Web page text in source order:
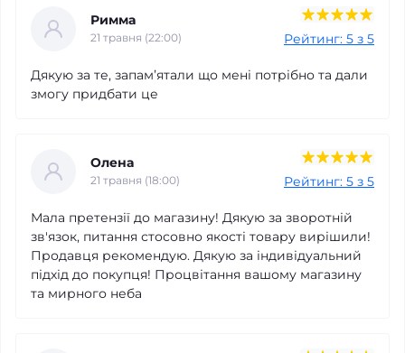
Римма
21 травня (22:00) Рейтинг: 5 з 5
Дякую за те, запамʼятали що мені потрібно та дали
змогу придбати це
Олена
21 травня (18:00) Рейтинг: 5 з 5
Мала претензії до магазину! Дякую за зворотній
зв'язок, питання стосовно якості товару вирішили!
Продавця рекомендую. Дякую за індивідуальний
підхід до покупця! Процвітання вашому магазину
та мирного неба